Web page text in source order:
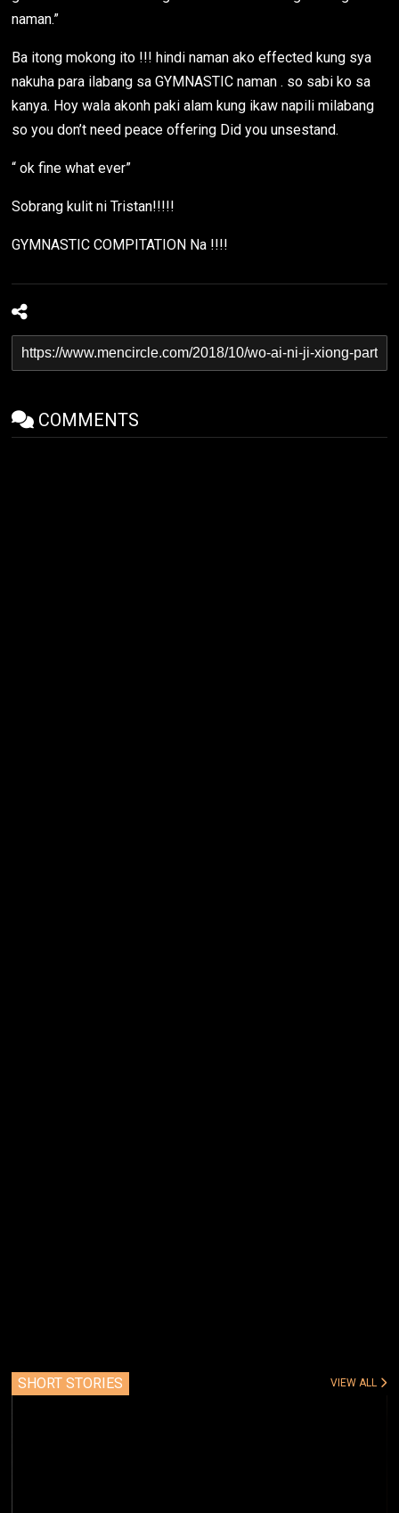
naman.”
Ba itong mokong ito !!! hindi naman ako effected kung sya
nakuha para ilabang sa GYMNASTIC naman . so sabi ko sa
kanya. Hoy wala akonh paki alam kung ikaw napili milabang
so you don’t need peace offering Did you unsestand.
“ ok fine what ever”
Sobrang kulit ni Tristan!!!!!
GYMNASTIC COMPITATION Na !!!!
COMMENTS
SHORT STORIES VIEW ALL